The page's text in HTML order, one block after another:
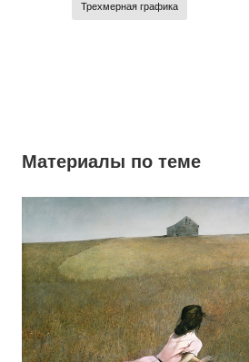
Трехмерная графика
Материалы по теме